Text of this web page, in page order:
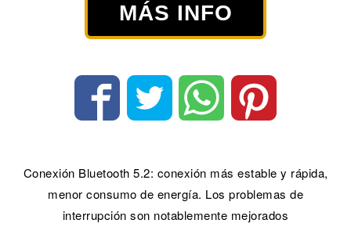
MÁS INFO
Conexión Bluetooth 5.2: conexión más estable y rápida,
menor consumo de energía. Los problemas de
interrupción son notablemente mejorados